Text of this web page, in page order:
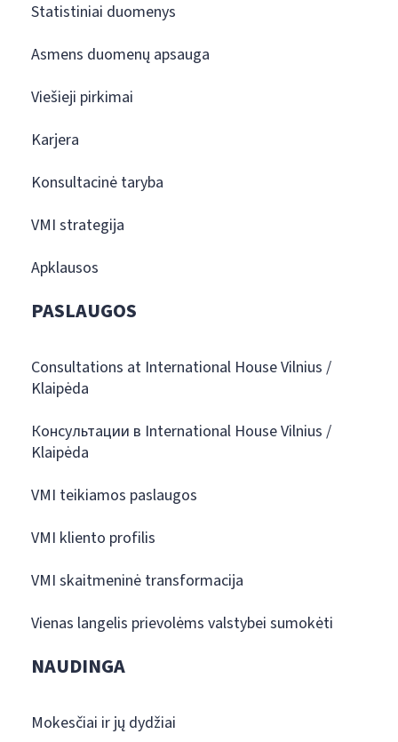
Statistiniai duomenys
Asmens duomenų apsauga
Viešieji pirkimai
Karjera
Konsultacinė taryba
VMI strategija
Apklausos
PASLAUGOS
Consultations at International House Vilnius /
Klaipėda
Консультации в International House Vilnius /
Klaipėda
VMI teikiamos paslaugos
VMI kliento profilis
VMI skaitmeninė transformacija
Vienas langelis prievolėms valstybei sumokėti
NAUDINGA
Mokesčiai ir jų dydžiai